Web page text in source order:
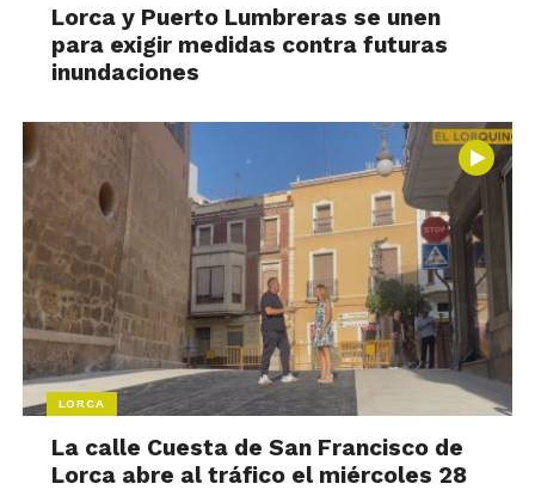
Lorca y Puerto Lumbreras se unen
para exigir medidas contra futuras
inundaciones
LORCA
La calle Cuesta de San Francisco de
Lorca abre al tráfico el miércoles 28